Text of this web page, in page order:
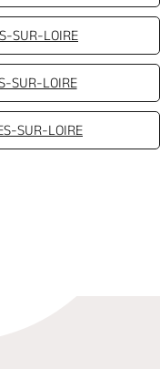
SUR-LOIRE
SUR-LOIRE
SUR-LOIRE